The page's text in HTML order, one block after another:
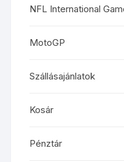
NFL International
MotoGP
Szállásajánlatok
Kosár
Pénztár